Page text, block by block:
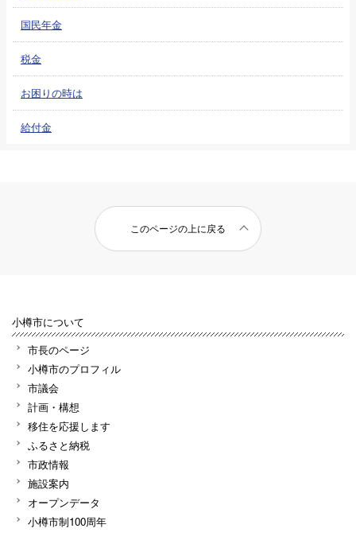
国民年金
税金
お困りの時は
給付金
このページの上に戻る
小樽市について
市長のページ
小樽市のプロフィル
市議会
計画・構想
移住を応援します
ふるさと納税
市政情報
施設案内
オープンデータ
小樽市制100周年